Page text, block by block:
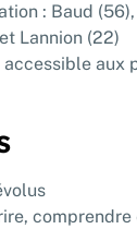
: Baud
Lannion (22)
aux